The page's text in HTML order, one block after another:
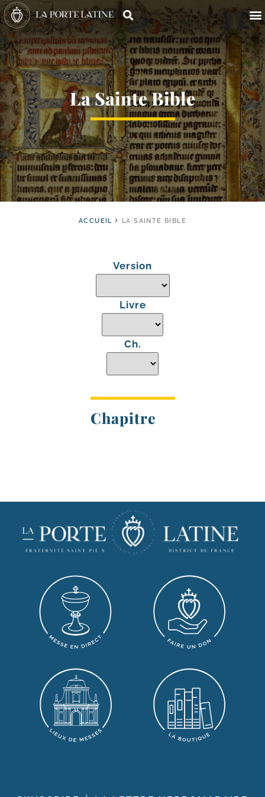
La Sainte Bible
ACCUEIL LA SAINTE BIBLE
Version
Livre
Ch.
Chapitre